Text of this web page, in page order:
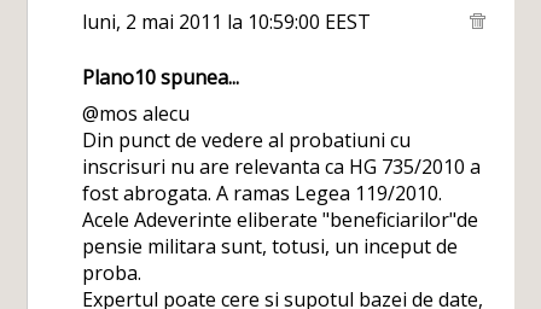
luni, 2 mai 2011 la 10:59:00 EEST
Plano10spunea...
@mos alecu
Din punct de vedere al probatiuni cu
inscrisuri nu are relevanta ca HG 735/2010 a
fost abrogata. A ramas Legea 119/2010.
Acele Adeverinte eliberate "beneficiarilor"de
pensie militara sunt, totusi, un inceput de
proba.
Expertul poate cere si supotul bazei de date,